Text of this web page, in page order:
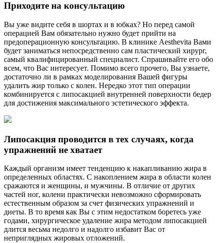
Приходите на консультацию
Вы уже видите себя в шортах и в юбках? Но перед самой
операцией Вам обязательно нужно будет прийти на
предоперационную консультацию. В клинике Aesthevita Вами
будет заниматься непосредственно сам пластический хирург,
самый квалифицированный специалист. Спрашивайте его обо
всем, что Вас интересует. Помимо всего прочего, Вы узнаете,
достаточно ли в рамках моделирования Вашей фигуры
удалить жир только с колен. Нередко этот тип операции
комбинируется с липосакцией внутренней поверхности бедер
для достижения максимального эстетического эффекта.
Липосакция проводится в тех случаях, когда
упражнений не хватает
Каждый организм имеет тенденцию к накапливанию жира в
определенных областях. С накоплением жира в области колен
сражаются и женщины, и мужчины. В отличие от других
частей ног, колени практически невозможно сформировать
естественным образом за счет физических упражнений и
диеты. В то время как Вы с этим недостатком боретесь уже
годами, хирургическое удаление жира методом липосакцией
длится весьма недолго и надолго избавит Вас от
неприглядных жировых отложений.